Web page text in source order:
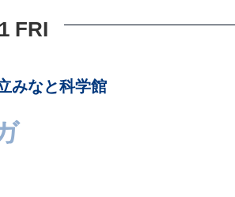
FRI
みなと科学館